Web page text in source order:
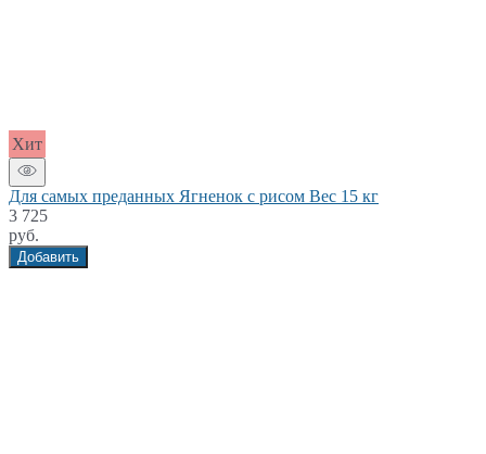
Хит
Для самых преданных Ягненок с рисом Вес 15 кг
3 725
руб.
Добавить